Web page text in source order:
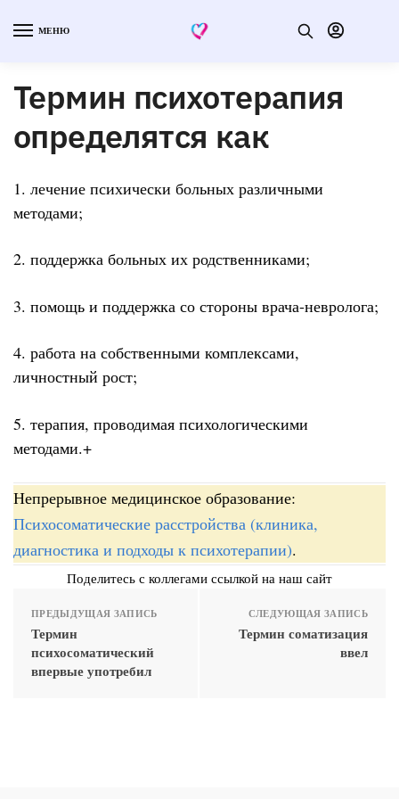
МЕНЮ
Термин психотерапия
определятся как
1. лечение психически больных различными
методами;
2. поддержка больных их родственниками;
3. помощь и поддержка со стороны врача-невролога;
4. работа на собственными комплексами,
личностный рост;
5. терапия, проводимая психологическими
методами.+
Непрерывное медицинское образование:
Психосоматические расстройства (клиника,
диагностика и подходы к психотерапии).
Поделитесь с коллегами ссылкой на наш сайт
ПРЕДЫДУЩАЯ ЗАПИСЬ
Термин
психосоматический
впервые употребил
СЛЕДУЮЩАЯ ЗАПИСЬ
Термин соматизация
ввел